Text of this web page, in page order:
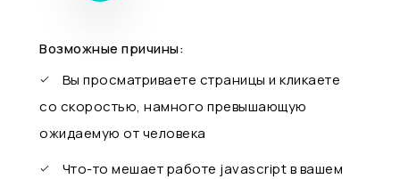
Возможные причины:
Вы просматриваете страницы и кликаете
со скоростью, намного превышающую
ожидаемую от человека
Что-то мешает работе javascript в вашем